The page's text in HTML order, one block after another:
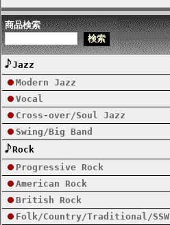
商品検索
Jazz
Modern Jazz
Vocal
Cross-over/Soul Jazz
Swing/Big Band
Rock
Progressive Rock
American Rock
British Rock
Folk/Country/Traditional/SSW